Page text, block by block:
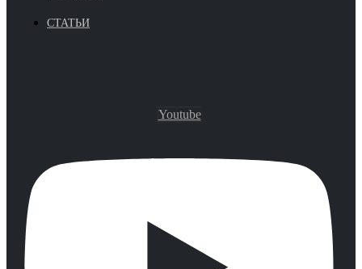
СТАТЬИ
Youtube